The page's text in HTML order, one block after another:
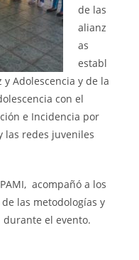
de las
alianz
as
establ
Adolescencia y de la
con el
e Incidencia por
las redes juveniles
acompañó a los
las metodologías y
el evento.